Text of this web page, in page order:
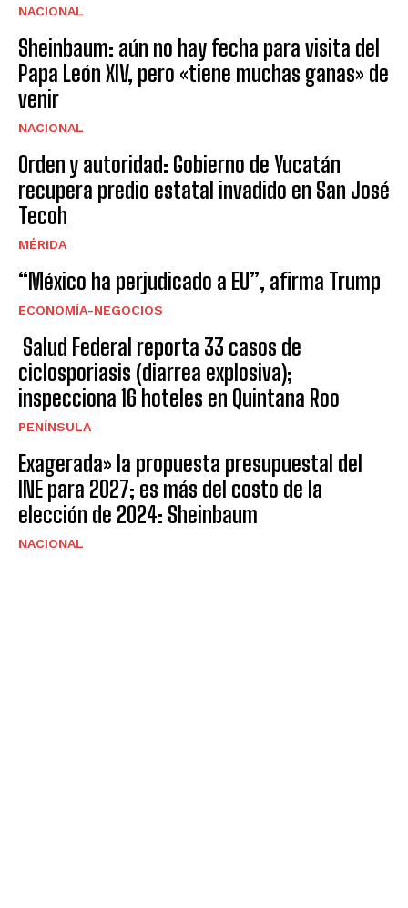
NACIONAL
Sheinbaum: aún no hay fecha para visita del
Papa León XIV, pero «tiene muchas ganas» de
venir
NACIONAL
Orden y autoridad: Gobierno de Yucatán
recupera predio estatal invadido en San José
Tecoh
MÉRIDA
“México ha perjudicado a EU”, afirma Trump
ECONOMÍA-NEGOCIOS
Salud Federal reporta 33 casos de
ciclosporiasis (diarrea explosiva);
inspecciona 16 hoteles en Quintana Roo
PENÍNSULA
Exagerada» la propuesta presupuestal del
INE para 2027; es más del costo de la
elección de 2024: Sheinbaum
NACIONAL